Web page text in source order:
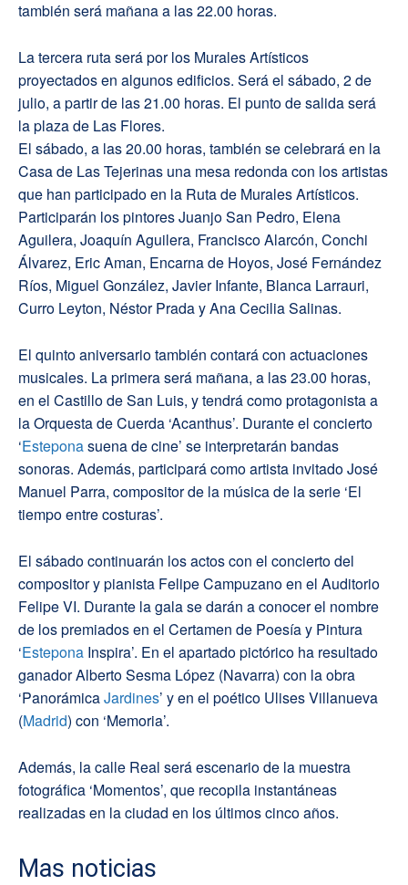
también será mañana a las 22.00 horas.
La tercera ruta será por los Murales Artísticos
proyectados en algunos edificios. Será el sábado, 2 de
julio, a partir de las 21.00 horas. El punto de salida será
la plaza de Las Flores.
El sábado, a las 20.00 horas, también se celebrará en la
Casa de Las Tejerinas una mesa redonda con los artistas
que han participado en la Ruta de Murales Artísticos.
Participarán los pintores Juanjo San Pedro, Elena
Aguilera, Joaquín Aguilera, Francisco Alarcón, Conchi
Álvarez, Eric Aman, Encarna de Hoyos, José Fernández
Ríos, Miguel González, Javier Infante, Blanca Larrauri,
Curro Leyton, Néstor Prada y Ana Cecilia Salinas.
El quinto aniversario también contará con actuaciones
musicales. La primera será mañana, a las 23.00 horas,
en el Castillo de San Luis, y tendrá como protagonista a
la Orquesta de Cuerda ‘Acanthus’. Durante el concierto
‘Esteponasuena de cine’ se interpretarán bandas
sonoras. Además, participará como artista invitado José
Manuel Parra, compositor de la música de la serie ‘El
tiempo entre costuras’.
El sábado continuarán los actos con el concierto del
compositor y pianista Felipe Campuzano en el Auditorio
Felipe VI. Durante la gala se darán a conocer el nombre
de los premiados en el Certamen de Poesía y Pintura
‘Estepona Inspira’. En el apartado pictórico ha resultado
ganador Alberto Sesma López (Navarra) con la obra
‘PanorámicaJardines’ y en el poético Ulises Villanueva
(Madrid) con ‘Memoria’.
Además, la calle Real será escenario de la muestra
fotográfica ‘Momentos’, que recopila instantáneas
realizadas en la ciudad en los últimos cinco años.
Mas noticias